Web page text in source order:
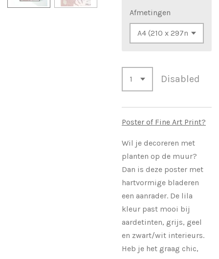
Afmetingen
Disabled
Poster of Fine Art Print?
Wil je decoreren met
planten op de muur?
Dan is deze poster met
hartvormige bladeren
een aanrader. De lila
kleur past mooi bij
aardetinten, grijs, geel
en zwart/wit interieurs.
Heb je het graag chic,